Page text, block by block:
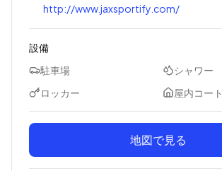
http://www.jaxsportify.com/
設備
駐車場
シャワー
ロッカー
屋内コート
地図で見る